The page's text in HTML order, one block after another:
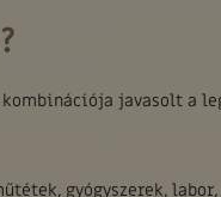
javasolt a
gyógyszerek,